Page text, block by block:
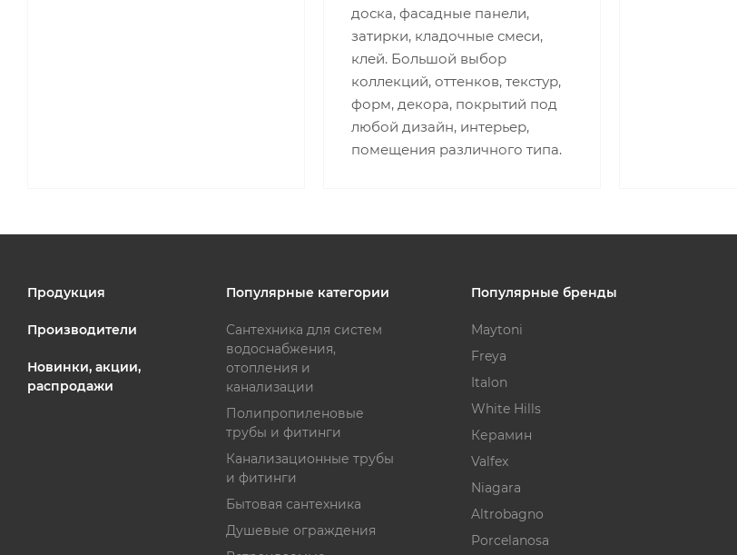
доска, фасадные панели,
затирки, кладочные смеси,
клей. Большой выбор
коллекций, оттенков, текстур,
форм, декора, покрытий под
любой дизайн, интерьер,
помещения различного типа.
Продукция
Производители
Новинки, акции,
распродажи
Популярные категории
Сантехника для систем
водоснабжения,
отопления и
канализации
Полипропиленовые
трубы и фитинги
Канализационные трубы
и фитинги
Бытовая сантехника
Душевые ограждения
Популярные бренды
Maytoni
Freya
Italon
White Hills
Керамин
Valfex
Niagara
Altrobagno
Porcelanosa